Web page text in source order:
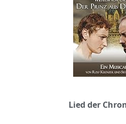
Lied der